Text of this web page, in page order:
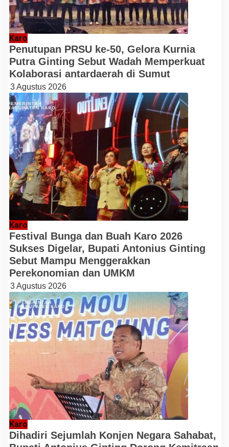
Karo
Penutupan PRSU ke-50, Gelora Kurnia
Putra Ginting Sebut Wadah Memperkuat
Kolaborasi antardaerah di Sumut
3 Agustus 2026
Karo
Festival Bunga dan Buah Karo 2026
Sukses Digelar, Bupati Antonius Ginting
Sebut Mampu Menggerakkan
Perekonomian dan UMKM
3 Agustus 2026
Karo
Dihadiri Sejumlah Konjen Negara Sahabat,